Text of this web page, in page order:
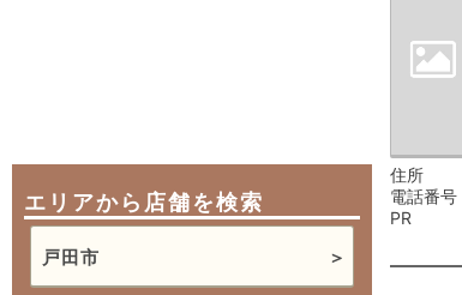
エリアから店舗を検索
戸田市
住所
電話番号
PR